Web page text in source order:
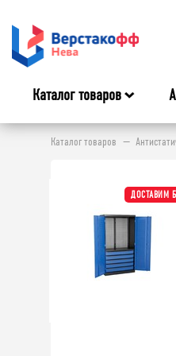
Каталог товаров
Каталог товаров
ДОСТАВИМ